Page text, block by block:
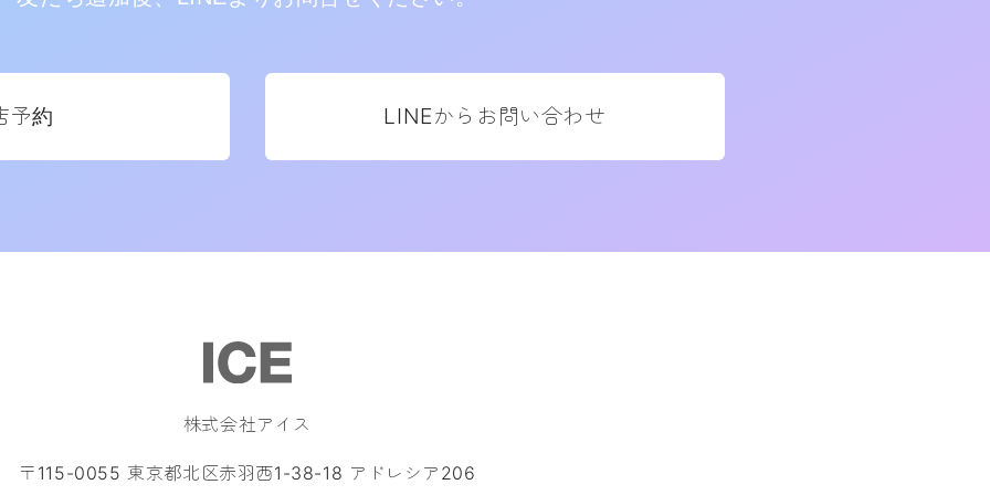
予約 LINEからお問い合わせ
株式会社アイス
〒115-0055 東京都北区赤羽西1-38-18 アドレシア206